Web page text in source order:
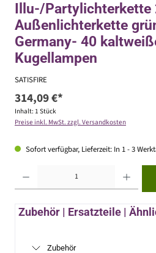
Illu-/Partylichterkette
Außenlichterkette
Germany- 40
Kugellampen
SATISFIRE
314,09 €*
Inhalt: 1 Stück
Preise inkl. MwSt. zzgl. Versandkosten
Sofort verfügbar, Lieferzeit: In 1 - 3
Zubehör | Ersatzteile |
Zubehör